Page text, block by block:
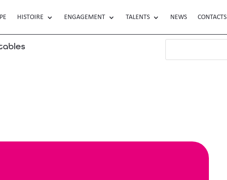
HISTOIRE ENGAGEMENT TALENTS NEWS CONTACTS